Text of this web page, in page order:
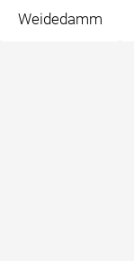
Weidedamm